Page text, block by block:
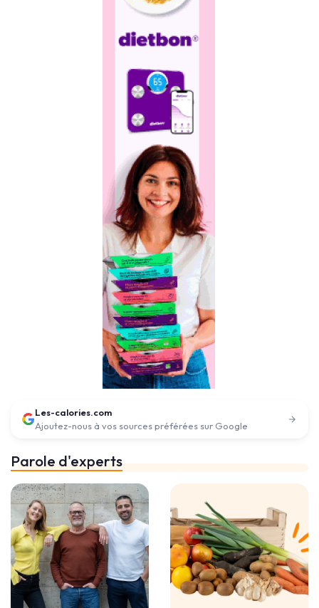
Les-calories.com
Ajoutez-nous à vos sources préférées sur Google
Parole d'experts